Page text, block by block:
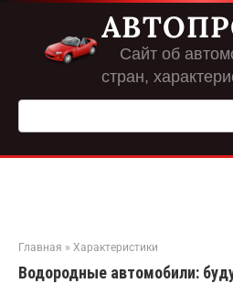
Перейти
контенту
Сайт об
стран,
Поиск:
Главная » Характеристики
Водородные автомобили: